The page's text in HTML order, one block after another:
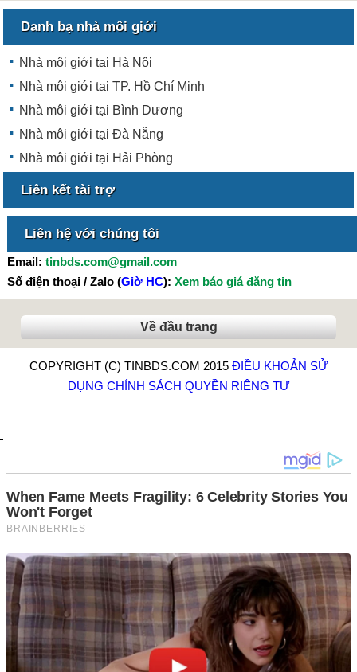
Danh bạ nhà môi giới
Nhà môi giới tại Hà Nội
Nhà môi giới tại TP. Hồ Chí Minh
Nhà môi giới tại Bình Dương
Nhà môi giới tại Đà Nẵng
Nhà môi giới tại Hải Phòng
Liên kết tài trợ
Liên hệ với chúng tôi
Email: tinbds.com@gmail.com
Số điện thoại / Zalo (Giờ HC): Xem báo giá đăng tin
Về đầu trang
COPYRIGHT (C) TINBDS.COM 2015 ĐIỀU KHOẢN SỬ
DỤNG CHÍNH SÁCH QUYỀN RIÊNG TƯ